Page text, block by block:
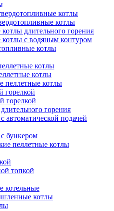
котлы
котлы
длительного горения
с водяным контуром
котлы
котлы
котлы
пеллетные котлы
горелкой
горелкой
горения
автоматической подачей
бункером
пеллетные котлы
топкой
котельные
котлы